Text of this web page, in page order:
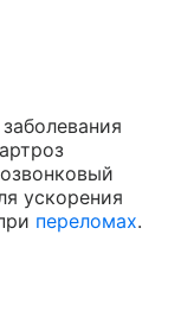
ускорения
переломах.